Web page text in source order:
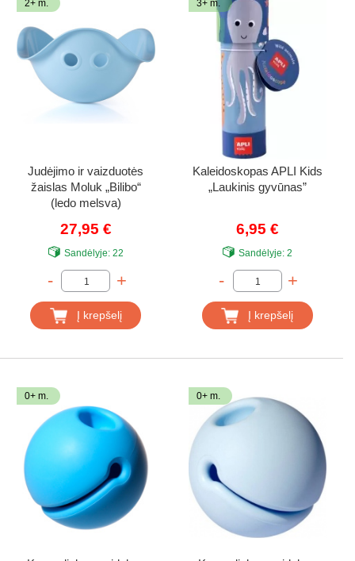
2+ m.
Judėjimo ir vaizduotės
žaislas Moluk „Bilibo“
(ledo melsva)
27,95 €
Sandėlyje:22
- +
Į krepšelį
3+ m.
Kaleidoskopas APLI Kids
„Laukinis gyvūnas”
6,95 €
Sandėlyje:2
- +
Į krepšelį
0+ m. 0+ m.